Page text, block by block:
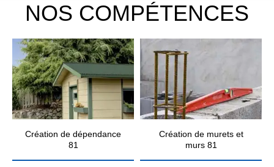
NOS COMPÉTENCES
Création de dépendance
81
Création de murets et
murs 81